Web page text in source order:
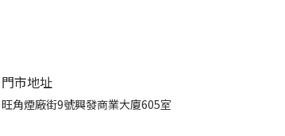
門市地址
旺角煙廠街9號興發商業大廈605室